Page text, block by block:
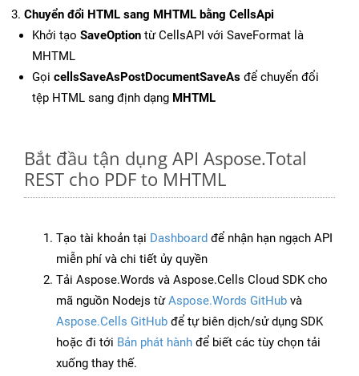
Chuyển đổi HTML sang MHTML bằng CellsApi
Khởi tạo SaveOption từ CellsAPI với SaveFormat là
MHTML
Gọi cellsSaveAsPostDocumentSaveAs để chuyển đổi
tệp HTML sang định dạng MHTML
Bắt đầu tận dụng API Aspose.Total
REST cho PDF to MHTML
Tạo tài khoản tại Dashboard để nhận hạn ngạch API
miễn phí và chi tiết ủy quyền
Tải Aspose.Words và Aspose.Cells Cloud SDK cho
mã nguồn Nodejs từAspose.Words GitHub và
Aspose.Cells GitHub để tự biên dịch/sử dụng SDK
hoặc đi tới Bản phát hành để biết các tùy chọn tải
xuống thay thế.